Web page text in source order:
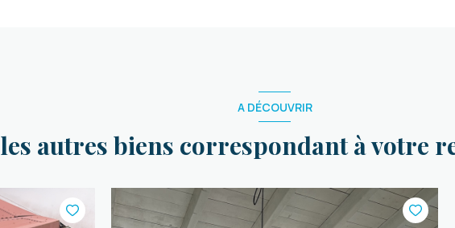
A DÉCOUVRIR
les autres biens correspondant à votre